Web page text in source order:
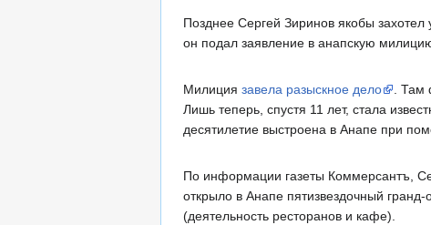
Позднее Сергей Зиринов якобы захотел
он подал заявление в анапскую
Милиция завела разыскное дело
. Там
Лишь теперь, спустя 11 лет, стала
десятилетие выстроена в Анапе при
По информации газеты Коммерсантъ,
открыло в Анапе пятизвездочный
(деятельность ресторанов и кафе).